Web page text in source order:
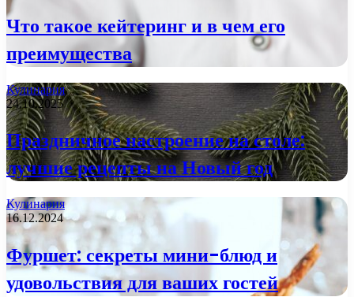
Что такое кейтеринг и в чем его
преимущества
Кулинария
24.10.2025
Праздничное настроение на столе:
лучшие рецепты на Новый год
Кулинария
16.12.2024
Фуршет: секреты мини-блюд и
удовольствия для ваших гостей